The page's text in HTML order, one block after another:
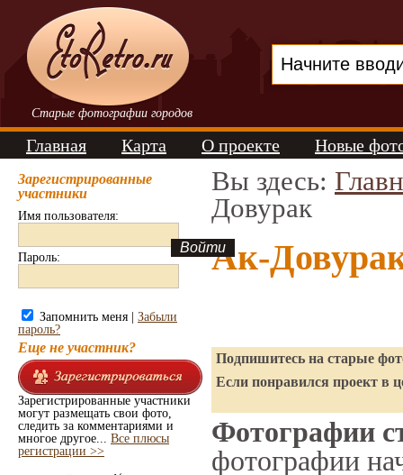
Старые фотографии городов
Главная Карта О проекте Новые
Зарегистрированные
участники
Имя пользователя:
Пароль:
Запомнить меня | Забыли
пароль?
Еще не участник?
Зарегистрированные участники
могут размещать свои фото,
следить за комментариями и
многое другое... Все плюсы
регистрации >>
Вы здесь:
Довурак
Ак-
Подпишитесь на старые
Если понравился проект в
Фотографии
фотографии